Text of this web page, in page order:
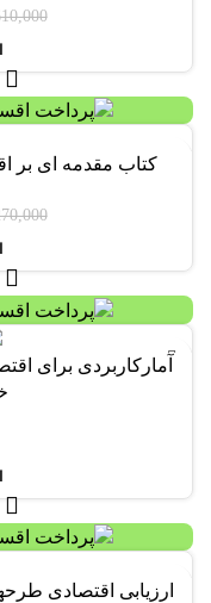
کتاب مقدمه‌ ای بر
آمارکاربردی برای
ارزیابی اقتصادی